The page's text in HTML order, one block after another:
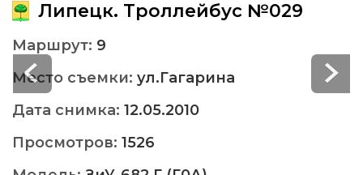
Липецк. Троллейбус №029
Маршрут: 9
Место съемки: ул.Гагарина
Дата снимка: 12.05.2010
Просмотров: 1526